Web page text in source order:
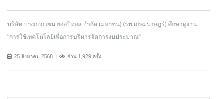
บริษัท บางกอก เซน ฮอสปิทอล จำกัด (มหาชน) (รพ.เกษมราษฎร์) ศึกษาดูงาน
"การใช้เทคโนโลยีเพื่อการบริหารจัดการงบประมาณ"
25 สิงหาคม 2568 อ่าน 1,929 ครั้ง